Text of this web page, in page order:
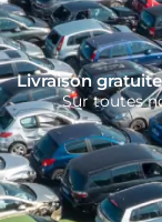
Livraison gratuite
Sur toutes